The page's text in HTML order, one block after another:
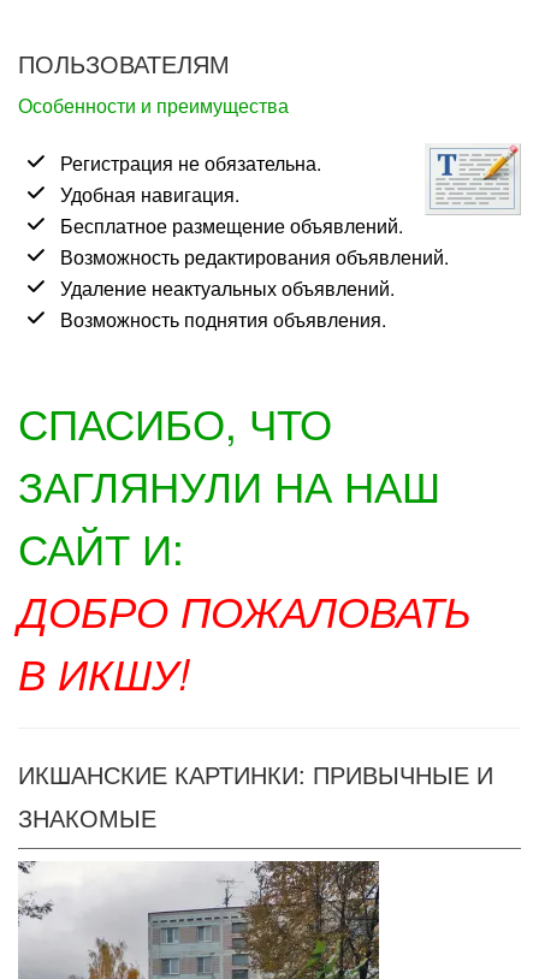
ПОЛЬЗОВАТЕЛЯМ
Особенности и преимущества
Регистрация не обязательна.
Удобная навигация.
Бесплатное размещение объявлений.
Возможность редактирования объявлений.
Удаление неактуальных объявлений.
Возможность поднятия объявления.
СПАСИБО, ЧТО
ЗАГЛЯНУЛИ НА НАШ
САЙТ И:
ДОБРО ПОЖАЛОВАТЬ
В ИКШУ!
ИКШАНСКИЕ КАРТИНКИ: ПРИВЫЧНЫЕ И
ЗНАКОМЫЕ